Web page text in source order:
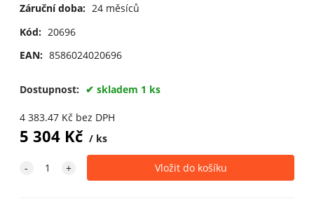
Záruční doba: 24 měsíců
Kód: 20696
EAN: 8586024020696
Dostupnost: skladem 1 ks
4 383.47Kč bez DPH
5 304Kč ks